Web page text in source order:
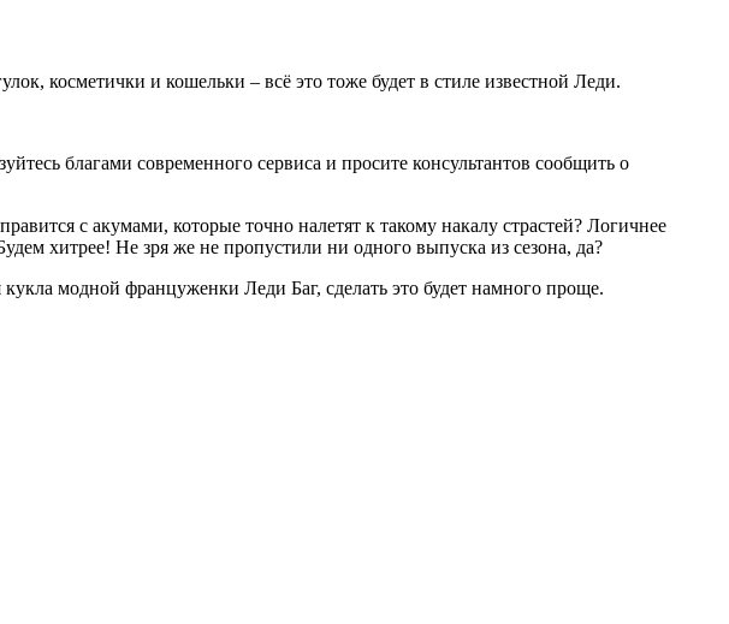
косметички и кошельки – всё это тоже будет в стиле известной Леди.
благами современного сервиса и просите консультантов сообщить о
с акумами, которые точно налетят к такому накалу страстей? Логичнее
хитрее! Не зря же не пропустили ни одного выпуска из сезона, да?
модной француженки Леди Баг, сделать это будет намного проще.